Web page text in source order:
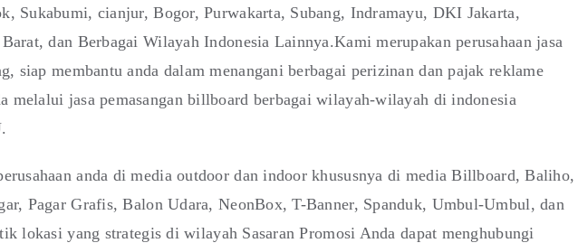
Sukabumi, cianjur, Bogor, Purwakarta, Subang, Indramayu, DKI Jakarta,
dan Berbagai Wilayah Indonesia Lainnya.Kami merupakan perusahaan jasa
siap membantu anda dalam menangani berbagai perizinan dan pajak reklame
melalui jasa pemasangan billboard berbagai wilayah-wilayah di indonesia
anda di media outdoor dan indoor khususnya di media Billboard, Baliho,
Pagar Grafis, Balon Udara, NeonBox, T-Banner, Spanduk, Umbul-Umbul, dan
lokasi yang strategis di wilayah Sasaran Promosi Anda dapat menghubungi